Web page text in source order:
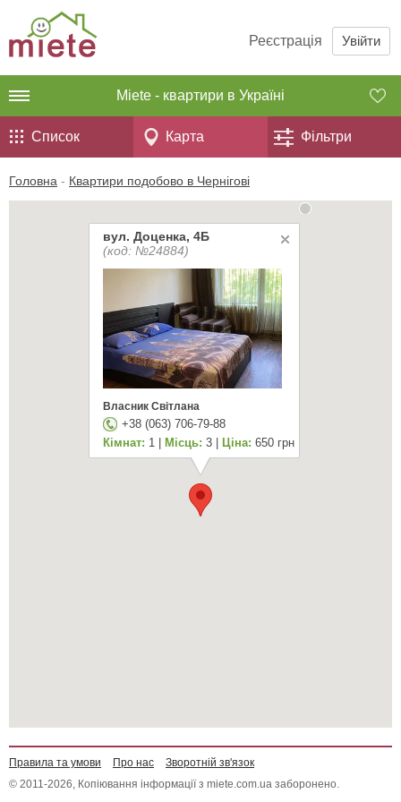
Реєстрація Увійти
Miete - квартири в Україні
Список Карта Фільтри
Головна - Квартири подобово в Чернігові
вул. Доценка, 4Б
(код: №24884)
Власник Світлана
+38 (063) 706-79-88
Кімнат: 1 | Місць: 3 | Ціна: 650 грн
Правила та умови Про нас
Зворотній зв'язок
© 2011-2026, Копіювання інформації з miete.com.ua заборонено.